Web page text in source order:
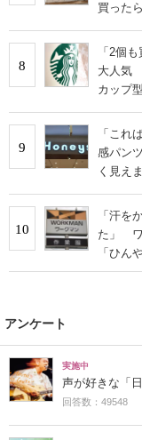
買った
8
「2個
大人気
カップ
9
「これ
感パン
く見え
10
「汗を
た」 ワ
「ひん
らない
アンケート
実施中
声が好きな「
回答数：49548